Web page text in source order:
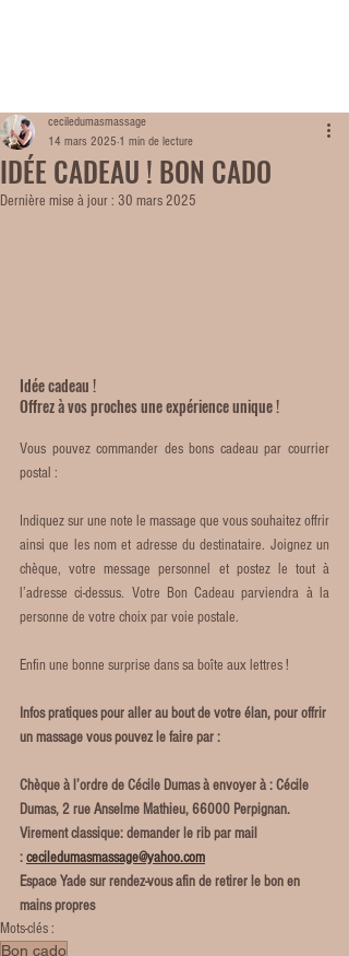
IDÉE CADEAU ! BON CADO
ceciledumasmassage
14 mars 2025 1 min de lecture
Dernière mise à jour : 30 mars 2025
Idée cadeau !
Offrez à vos proches une expérience unique !
Vous pouvez commander des bons cadeau par courrier
postal :
Indiquez sur une note le massage que vous souhaitez offrir
ainsi que les nom et adresse du destinataire. Joignez un
chèque, votre message personnel et postez le tout à
l’adresse ci-dessus. Votre Bon Cadeau parviendra à la
personne de votre choix par voie postale.
Enfin une bonne surprise dans sa boîte aux lettres !
Infos pratiques pour aller au bout de votre élan, pour offrir
un massage vous pouvez le faire par :
Chèque à l’ordre de Cécile Dumas à envoyer à : Cécile
Dumas, 2 rue Anselme Mathieu, 66000 Perpignan.
Virement classique: demander le rib par mail
: ceciledumasmassage@yahoo.com
Espace Yade sur rendez-vous afin de retirer le bon en
mains propres
Mots-clés :
Bon cado